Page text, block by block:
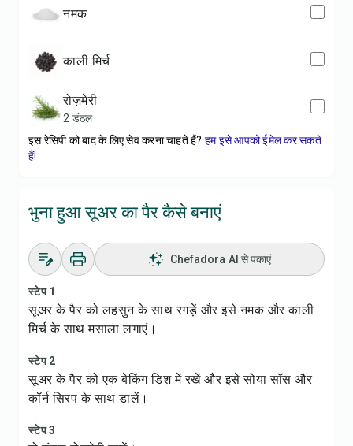
नमक
काली मिर्च
रोज़मेरी
2 डंठल
इस रेसिपी को बाद के लिए सेव करना चाहते हैं? हम इसे आपको ईमेल कर सकते
हैं!
भुना हुआ सूअर का पैर कैसे बनाएं
Chefadora AI से पकाएं
स्टेप 1
सूअर के पैर को लहसुन के साथ रगड़ें और इसे नमक और काली
मिर्च के साथ मसाला लगाएं।
स्टेप 2
सूअर के पैर को एक बेकिंग डिश में रखें और इसे सोया सॉस और
कॉर्न सिरप के साथ डालें।
स्टेप 3